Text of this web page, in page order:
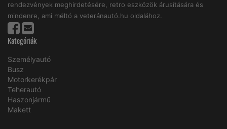
rendezvények meghirdetésére, retro eszközök árusítására és
mindenre, ami méltó a veteránautó.hu oldalához.
Kategóriák
Személyautó
Busz
Motorkerékpár
Teherautó
Haszonjármű
Makett